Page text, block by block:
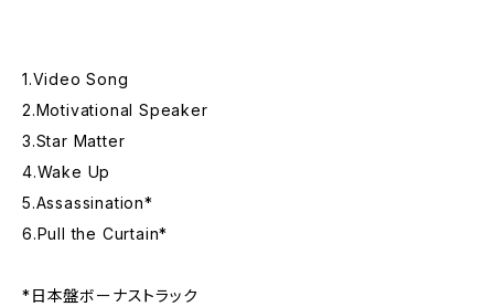
1.Video Song
2.Motivational Speaker
3.Star Matter
4.Wake Up
5.Assassination*
6.Pull the Curtain*
*日本盤ボーナストラック